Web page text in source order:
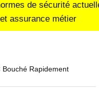
de sécurité
assurance métier
Bouché Rapidement